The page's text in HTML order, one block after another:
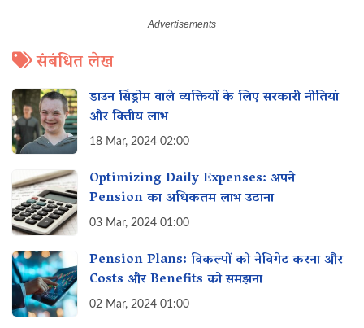
संबंधित लेख
डाउन सिंड्रोम वाले व्यक्तियों के लिए सरकारी नीतियां
और वित्तीय लाभ
18 Mar, 2024 02:00
Optimizing Daily Expenses: अपने
Pension का अधिकतम लाभ उठाना
03 Mar, 2024 01:00
Pension Plans: विकल्पों को नेविगेट करना और‌
Costs और Benefits को समझना
02 Mar, 2024 01:00